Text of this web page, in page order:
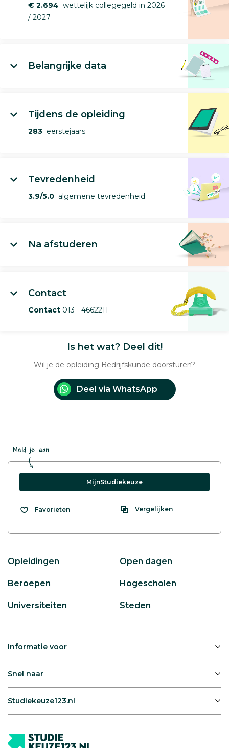
€ 2.694 wettelijk collegegeld in 2026
/ 2027
Belangrijke data
Tijdens de opleiding
283 eerstejaars
Tevredenheid
3.9/5.0 algemene tevredenheid
Na afstuderen
Contact
Contact 013 - 4662211
Is het wat? Deel dit!
Wil je de opleiding Bedrijfskunde doorsturen?
Deel via WhatsApp
Meld je aan
MijnStudiekeuze
Favorieten Vergelijken
Opleidingen Open dagen
Beroepen Hogescholen
Universiteiten Steden
Informatie voor
Snel naar
Studiekeuze123.nl